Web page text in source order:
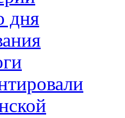
дня